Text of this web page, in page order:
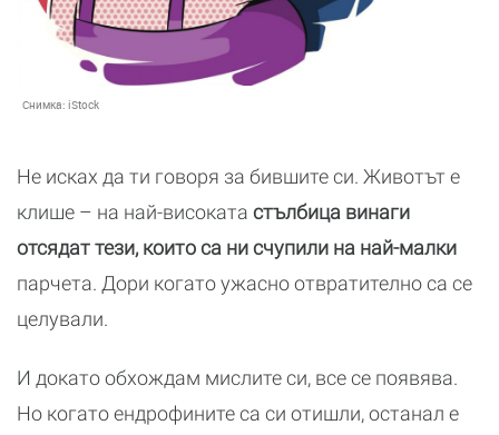
Снимка: iStock
Не исках да ти говоря за бившите си. Животът е
клише – на най-високата стълбица винаги
отсядат тези, които са ни счупили на най-малки
парчета. Дори когато ужасно отвратително са се
целували.
И докато обхождам мислите си, все се появява.
Но когато ендрофините са си отишли, останал е